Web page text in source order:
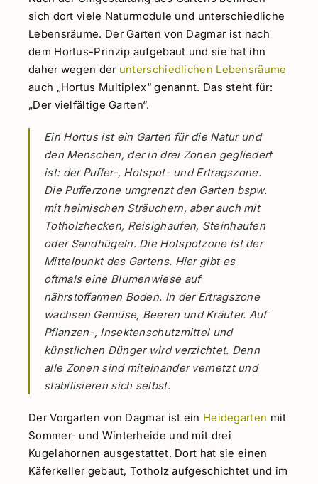
sich dort viele Naturmodule und unterschiedliche
Lebensräume. Der Garten von Dagmar ist nach
dem Hortus-Prinzip aufgebaut und sie hat ihn
daher wegen der unterschiedlichen Lebensräume
auch „Hortus Multiplex“ genannt. Das steht für:
„Der vielfältige Garten“.
Ein Hortus ist ein Garten für die Natur und
den Menschen, der in drei Zonen gegliedert
ist: der Puffer-, Hotspot- und Ertragszone.
Die Pufferzone umgrenzt den Garten bspw.
mit heimischen Sträuchern, aber auch mit
Totholzhecken, Reisighaufen, Steinhaufen
oder Sandhügeln. Die Hotspotzone ist der
Mittelpunkt des Gartens. Hier gibt es
oftmals eine Blumenwiese auf
nährstoffarmen Boden. In der Ertragszone
wachsen Gemüse, Beeren und Kräuter. Auf
Pflanzen-, Insektenschutzmittel und
künstlichen Dünger wird verzichtet. Denn
alle Zonen sind miteinander vernetzt und
stabilisieren sich selbst.
Der Vorgarten von Dagmar ist ein Heidegarten mit
Sommer- und Winterheide und mit drei
Kugelahornen ausgestattet. Dort hat sie einen
Käferkeller gebaut, Totholz aufgeschichtet und im